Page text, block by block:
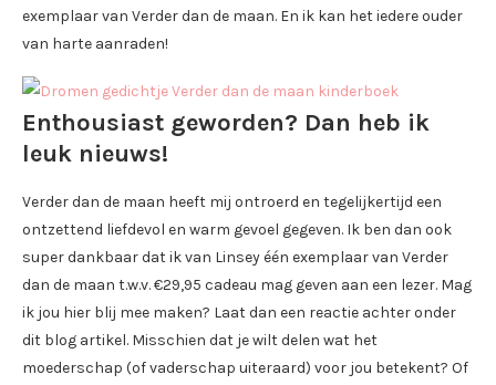
exemplaar van Verder dan de maan. En ik kan het iedere ouder
van harte aanraden!
Enthousiast geworden? Dan heb ik
leuk nieuws!
Verder dan de maan heeft mij ontroerd en tegelijkertijd een
ontzettend liefdevol en warm gevoel gegeven. Ik ben dan ook
super dankbaar dat ik van Linsey één exemplaar van Verder
dan de maan t.w.v. €29,95 cadeau mag geven aan een lezer. Mag
ik jou hier blij mee maken? Laat dan een reactie achter onder
dit blog artikel. Misschien dat je wilt delen wat het
moederschap (of vaderschap uiteraard) voor jou betekent? Of